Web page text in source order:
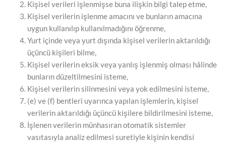
Kişisel verileri işlenmişse buna ilişkin bilgi talep etme,
Kişisel verilerin işlenme amacını ve bunların amacına
uygun kullanılıp kullanılmadığını öğrenme,
Yurt içinde veya yurt dışında kişisel verilerin aktarıldığı
üçüncü kişileri bilme,
Kişisel verilerin eksik veya yanlış işlenmiş olması hâlinde
bunların düzeltilmesini isteme,
Kişisel verilerin silinmesini veya yok edilmesini isteme,
(e) ve (f) bentleri uyarınca yapılan işlemlerin, kişisel
verilerin aktarıldığı üçüncü kişilere bildirilmesini isteme,
İşlenen verilerin münhasıran otomatik sistemler
vasıtasıyla analiz edilmesi suretiyle kişinin kendisi